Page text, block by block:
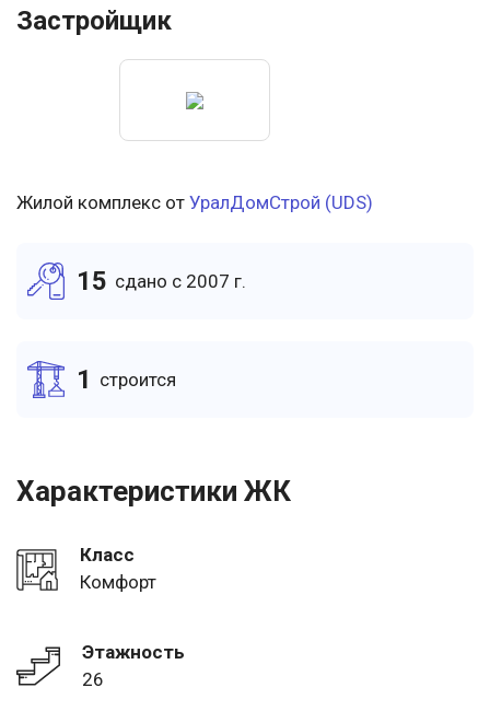
Застройщик
Жилой комплекс от УралДомСтрой (UDS)
15 cдано c 2007 г.
1 cтроится
Характеристики ЖК
Класс
Комфорт
Этажность
26